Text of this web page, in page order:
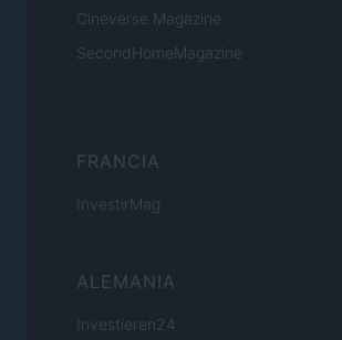
Cineverse Magazine
SecondHomeMagazine
FRANCIA
InvestirMag
ALEMANIA
Investieren24